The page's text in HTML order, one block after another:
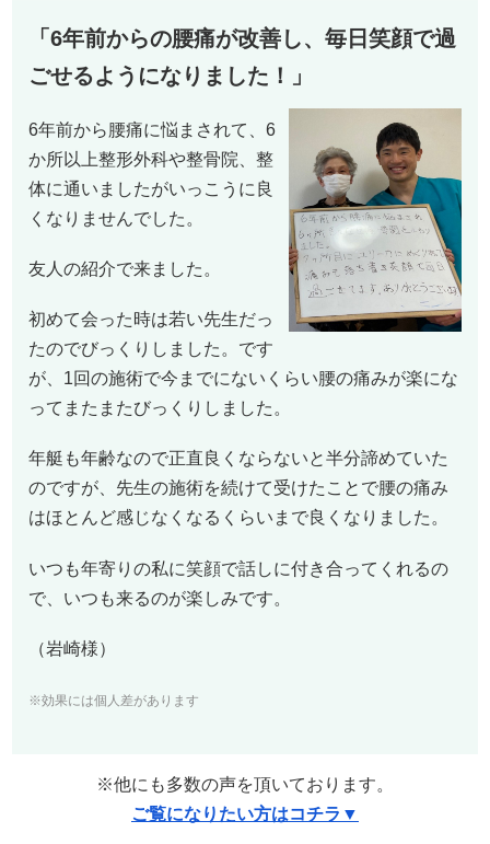
「6年前からの腰痛が改善し、毎日笑顔で過
ごせるようになりました！」
6年前から腰痛に悩まされて、6
か所以上整形外科や整骨院、整
体に通いましたがいっこうに良
くなりませんでした。
友人の紹介で来ました。
初めて会った時は若い先生だっ
たのでびっくりしました。です
が、1回の施術で今までにないくらい腰の痛みが楽にな
ってまたまたびっくりしました。
年艇も年齢なので正直良くならないと半分諦めていた
のですが、先生の施術を続けて受けたことで腰の痛み
はほとんど感じなくなるくらいまで良くなりました。
いつも年寄りの私に笑顔で話しに付き合ってくれるの
で、いつも来るのが楽しみです。
（岩崎様）
※効果には個人差があります
※他にも多数の声を頂いております。
ご覧になりたい方はコチラ▼